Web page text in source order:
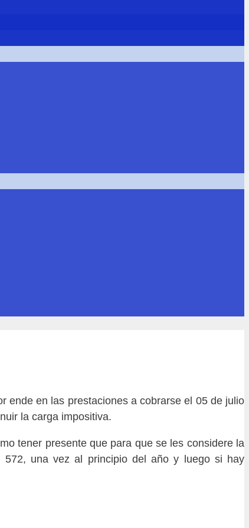
ende en las prestaciones a cobrarse el 05 de julio
la carga impositiva.
tener presente que para que se les considere la
572, una vez al principio del año y luego si hay